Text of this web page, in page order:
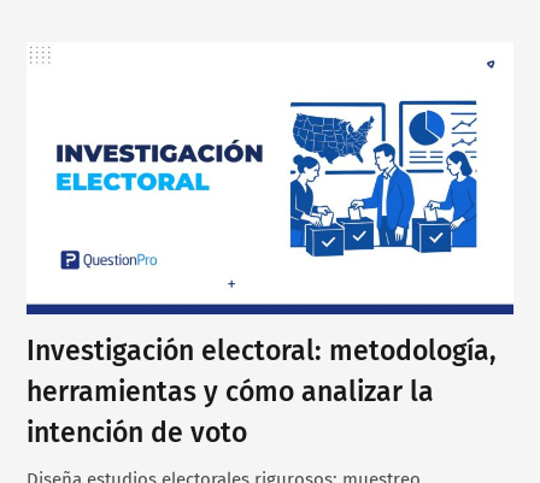
Investigación electoral: metodología,
herramientas y cómo analizar la
intención de voto